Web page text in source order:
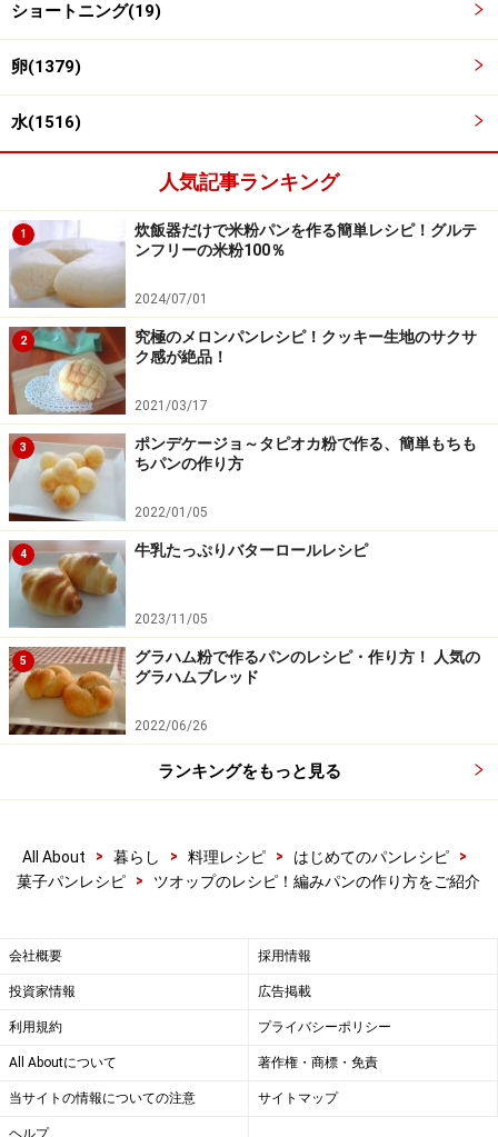
油脂を加える
生地を少し広げ、そこにショートニングを置き、包み込
むように練りこんでいきます。ショートニングがなじむ
まで引き続き5分程度こねます
5分間こね終わったら、台に数回叩きつけます。力を入
れず、手首のスナップを利用して叩きつけ、手前から向
こうに折り込みます。それを数回繰り返し、生地の表面
を滑らかに整えます。
ショートニング(19)
卵(1379)
水(1516)
人気記事ランキング
1
炊飯器だけで米粉パンを作る簡単レシピ！グルテ
ンフリーの米粉100％
2024/07/01
2
究極のメロンパンレシピ！クッキー生地のサクサ
ク感が絶品！
2021/03/17
3
ポンデケージョ～タピオカ粉で作る、簡単もちも
ちパンの作り方
2022/01/05
4 牛乳たっぷりバターロールレシピ
2023/11/05
5
グラハム粉で作るパンのレシピ・作り方！ 人気の
グラハムブレッド
2022/06/26
ランキングをもっと見る
All About > 暮らし > 料理レシピ > はじめてのパンレシピ
>
菓子パンレシピ
> ツオップのレシピ！編みパンの作り方をご紹介
会社概要 採用情報
投資家情報 広告掲載
利用規約 プライバシーポリシー
All Aboutについて 著作権・商標・免責
当サイトの情報についての注意 サイトマップ